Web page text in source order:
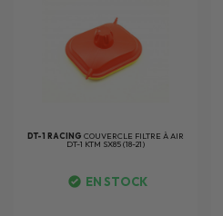
DT-1 RACING COUVERCLE FILTRE À AIR
DT-1 KTM SX85 (18-21)
EN STOCK